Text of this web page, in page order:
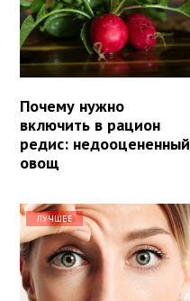
Почему нужно
включить в рацион
редис: недооцененный
овощ
ЛУЧШЕЕ